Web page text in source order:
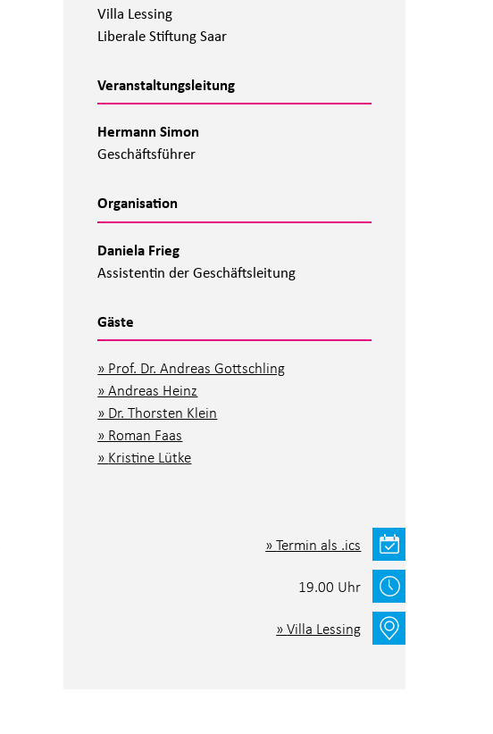
Villa Lessing
Liberale Stiftung Saar
Veranstaltungsleitung
Hermann Simon
Geschäftsführer
Organisation
Daniela Frieg
Assistentin der Geschäftsleitung
Gäste
Prof. Dr. Andreas Gottschling
Andreas Heinz
Dr. Thorsten Klein
Roman Faas
Kristine Lütke
Termin als .ics
19.00 Uhr
Villa Lessing